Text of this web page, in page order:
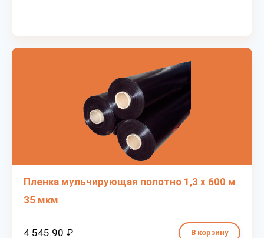
Пленка мульчирующая полотно 1,3 х 600 м
35 мкм
4 545.90 ₽ В корзину